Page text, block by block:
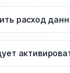
расход